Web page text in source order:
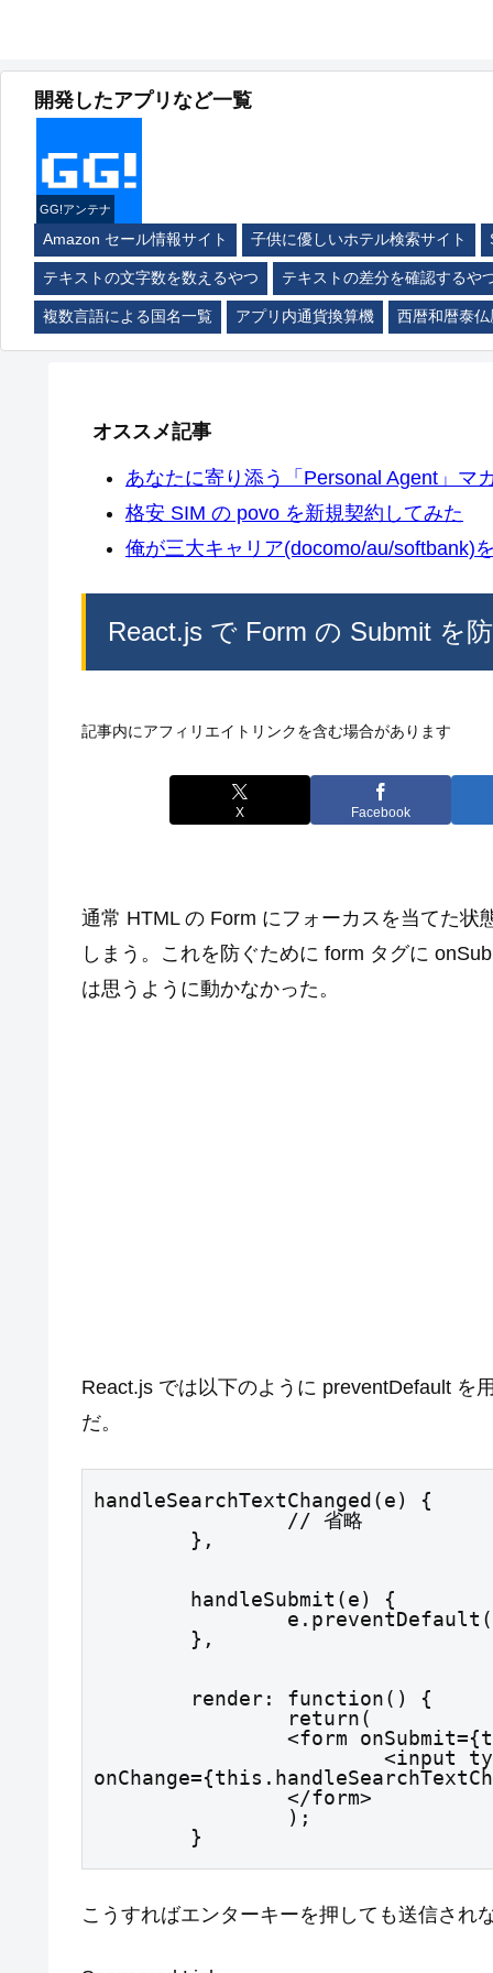
開発したアプリなど一覧
GG!アンテナ
Amazon セール情報サイト 子供に優しいホテル検索サイト
テキストの文字数を数えるやつ テキストの差分を確認するや
複数言語による国名一覧 アプリ内通貨換算機 西暦和暦泰仏
オススメ記事
あなたに寄り添う「Personal Agent」マ
格安 SIM の povo を新規契約してみた
俺が三大キャリア(docomo/au/softbank)
React.js で Form の Submit を
記事内にアフィリエイトリンクを含む場合があります
X Facebook
通常 HTML の Form にフォーカスを当てた状
しまう。これを防ぐために form タグに
は思うように動かなかった。
React.js では以下のように preventDefault を
だ。
handleSearchTextChanged(e) {
	},
	},
		</form>
	}
こうすればエンターキーを押しても送信されな